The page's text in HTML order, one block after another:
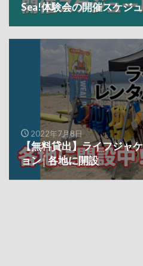
Sea!体験会の開催スケジ
2022年7月8日
【無料貸出】ライフジャ
ョン│各地に開設